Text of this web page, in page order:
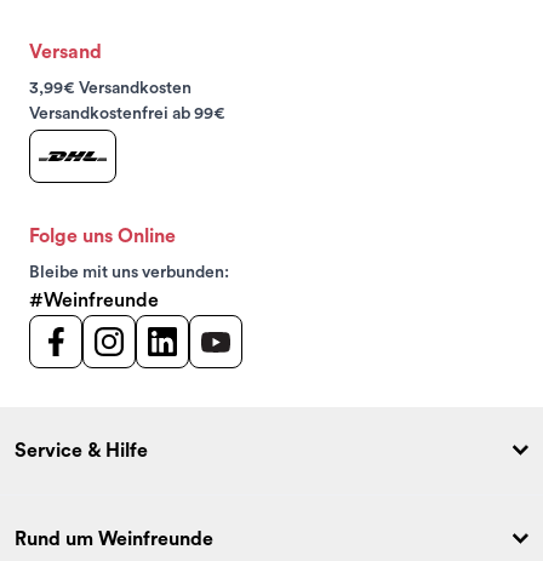
Versand
3,99€ Versandkosten
Versandkostenfrei ab 99€
Folge uns Online
Bleibe mit uns verbunden:
#Weinfreunde
Service & Hilfe
Rund um Weinfreunde